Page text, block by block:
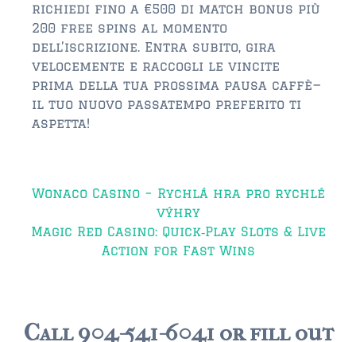
richiedi fino a €500 di match bonus più
200 free spins al momento
dell’iscrizione. Entra subito, gira
velocemente e raccogli le vincite
prima della tua prossima pausa caffè—
il tuo nuovo passatempo preferito ti
aspetta!
Post
Wonaco Casino – Rychlá hra pro rychlé
výhry
Magic Red Casino: Quick‑Play Slots & Live
Action for Fast Wins
Call 904-541-6041 or fill out